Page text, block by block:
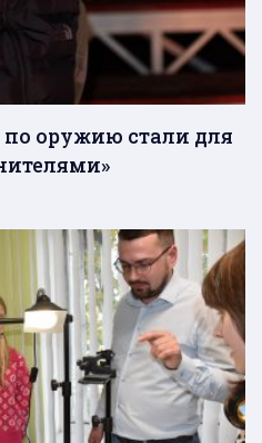
по оружию стали для